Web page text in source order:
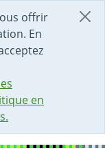
offrir
En
en